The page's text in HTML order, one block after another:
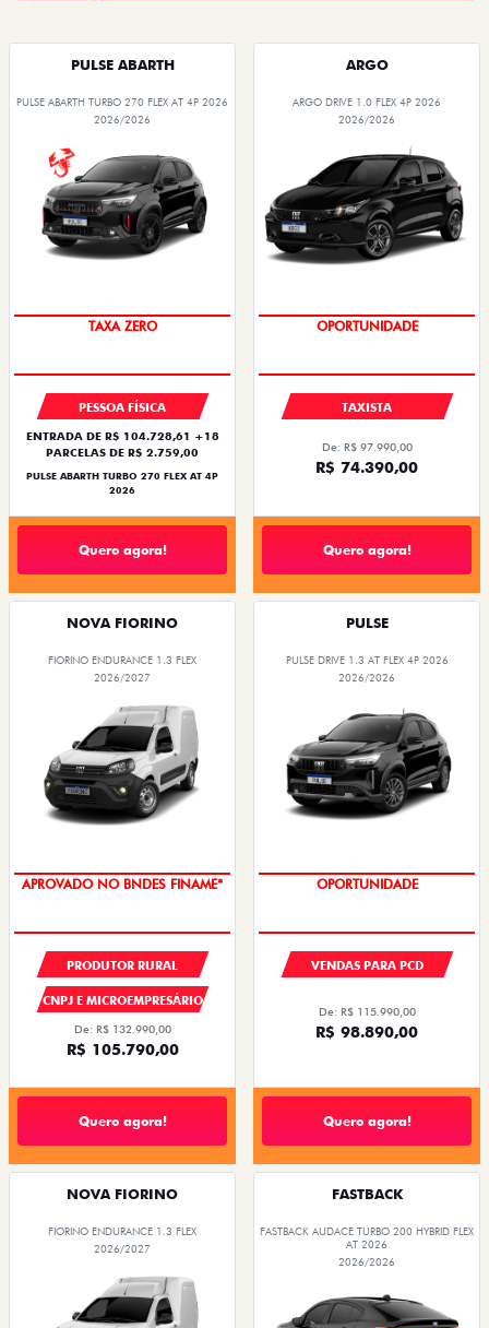
PULSE ABARTH
PULSE ABARTH TURBO 270 FLEX AT 4P 2026
2026/2026
SAIA DE FIAT 0KM
PESSOA FÍSICA
ENTRADA DE R$ 104.728,61 +18
PARCELAS DE R$ 2.759,00
PULSE ABARTH TURBO 270 FLEX AT 4P
2026
Quero agora!
ARGO
ARGO DRIVE 1.0 FLEX 4P 2026
2026/2026
OPORTUNIDADE
TAXISTA
De: R$ 97.990,00
R$ 74.390,00
Quero agora!
NOVA FIORINO
FIORINO ENDURANCE 1.3 FLEX
2026/2027
APROVADO NO BNDES FINAME*
PRODUTOR RURAL
CNPJ E MICROEMPRESÁRIO
De: R$ 132.990,00
R$ 105.790,00
Quero agora!
PULSE
PULSE DRIVE 1.3 AT FLEX 4P 2026
2026/2026
OPORTUNIDADE
VENDAS PARA PCD
De: R$ 115.990,00
R$ 98.890,00
Quero agora!
NOVA FIORINO
FIORINO ENDURANCE 1.3 FLEX
2026/2027
FASTBACK
FASTBACK AUDACE TURBO 200 HYBRID FLEX
AT 2026
2026/2026